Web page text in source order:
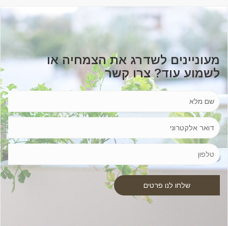
מעוניינים לשדרג את הצמחיה או
לשמוע עוד? צרו קשר